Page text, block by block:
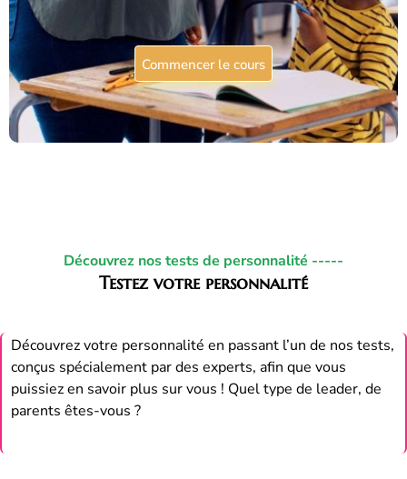
Commencer le cours
Découvrez nos tests de personnalité -----
Testez votre personnalité
Découvrez votre personnalité en passant l’un de nos tests,
conçus spécialement par des experts, afin que vous
puissiez en savoir plus sur vous ! Quel type de leader, de
parents êtes-vous ?